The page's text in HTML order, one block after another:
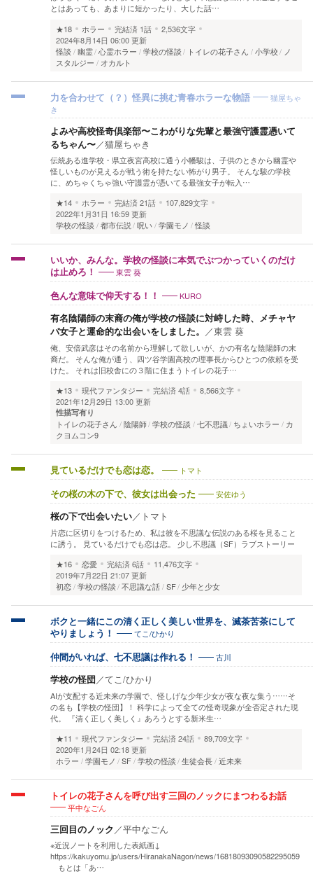
とはあっても、あまりに短かったり、大した話…
★18
ホラー 完結済 1話
2,536文字
2024年8月14日 06:00 更新
怪談
幽霊 心霊ホラー 学校の怪談 トイレの花子さん 小学校
ノ
スタルジー
オカルト
力を合わせて（？）怪異に挑む青春ホラーな物語
猫屋ちゃ
き
よみや高校怪奇倶楽部〜こわがりな先輩と最強守護霊憑いて
るちゃん〜／猫屋ちゃき
伝統ある進学校・県立夜宮高校に通う小幡駿は、子供のときから幽霊や
怪しいものが見えるが戦う術を持たない怖がり男子。 そんな駿の学校
に、めちゃくちゃ強い守護霊が憑いてる最強女子が転入…
★14
ホラー 完結済21話
107,829文字
2022年1月31日 16:59 更新
学校の怪談
都市伝説 呪い 学園モノ 怪談
いいか、みんな。学校の怪談に本気でぶつかっていくのだけ
は止めろ！
東雲 葵
色んな意味で仰天する！！ KURO
有名陰陽師の末裔の俺が学校の怪談に対峙した時、メチャヤ
バ女子と運命的な出会いをしました。 ／東雲 葵
俺、安倍武彦はその名前から理解して欲しいが、かの有名な陰陽師の末
裔だ。 そんな俺が通う、四ツ谷学園高校の理事長からひとつの依頼を受
けた。 それは旧校舎にの３階に住まうトイレの花子…
★13
現代ファンタジー 完結済4話
8,566文字
2021年12月29日 13:00 更新
性描写有り
トイレの花子さん 陰陽師 学校の怪談 七不思議 ちょいホラー
カ
クヨムコン9
見ているだけでも恋は恋。 トマト
その桜の木の下で、彼女は出会った 安佐ゆう
桜の下で出会いたい／ トマト
片恋に区切りをつけるため、私は彼を不思議な伝説のある桜を見ること
に誘う。 見ているだけでも恋は恋。 少し不思議（SF）ラブストーリー
★16
恋愛 完結済6話
11,476文字
2019年7月22日 21:07 更新
初恋 学校の怪談 不思議な話 SF 少年と少女
ボクと一緒にこの清く正しく美しい世界を、滅茶苦茶にして
やりましょう！
てこ/ひかり
仲間がいれば、七不思議は作れる！ 古川
学校の怪団／てこ/ひかり
AIが支配する近未来の学園で、怪しげな少年少女が夜な夜な集う……そ
の名も【学校の怪団】！ 科学によって全ての怪奇現象が全否定された現
代。 『清く正しく美しく』あろうとする新米生…
★11
現代ファンタジー 完結済24話
89,709文字
2020年1月24日 02:18 更新
ホラー
学園モノ SF 学校の怪談 生徒会長 近未来
トイレの花子さんを呼び出す三回のノックにまつわるお話
平中なごん
三回目のノック／平中なごん
※近況ノートを利用した表紙画↓
https://kakuyomu.jp/users/HiranakaNagon/news/16818093090582295059
もとは「あ…